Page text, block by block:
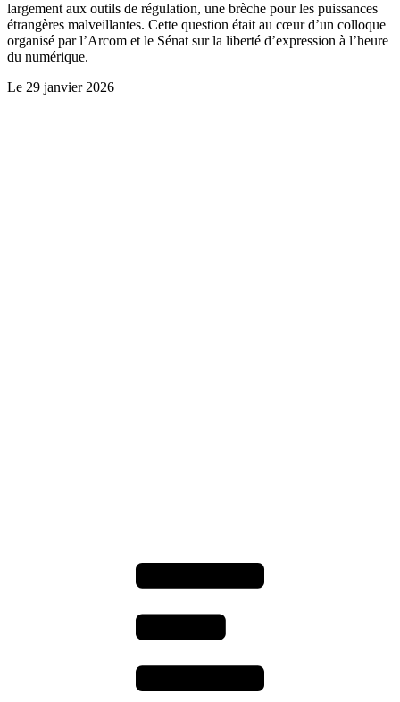
largement aux outils de régulation, une brèche pour les puissances
étrangères malveillantes. Cette question était au cœur d’un colloque
organisé par l’Arcom et le Sénat sur la liberté d’expression à l’heure
du numérique.
Le 29 janvier 2026